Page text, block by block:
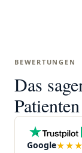
BEWERTUNGEN
Das
Google